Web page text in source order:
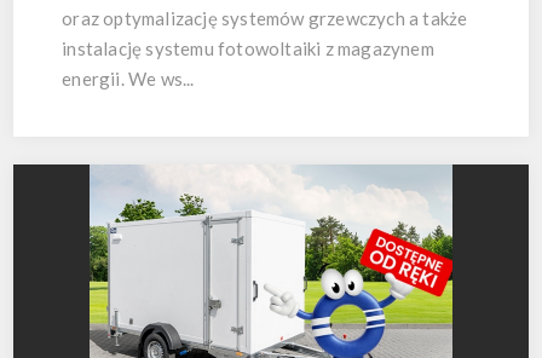
oraz optymalizację systemów grzewczych a także
instalację systemu fotowoltaiki z magazynem
energii. We ws...